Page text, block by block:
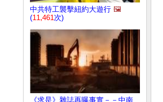
中共特工襲擊紐約大遊行 🖼️
(11,461次)
《求是》雜誌再曝事實－－中南